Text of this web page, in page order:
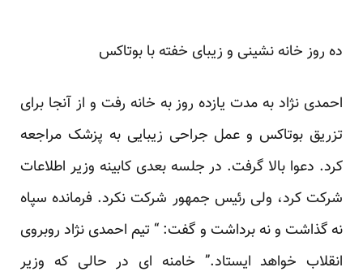
ده روز خانه نشینی و زیبای خفته با بوتاکس
احمدی نژاد به مدت یازده روز به خانه رفت و از آنجا برای
تزریق بوتاکس و عمل جراحی زیبایی به پزشک مراجعه
کرد. دعوا بالا گرفت. در جلسه بعدی کابینه وزیر اطلاعات
شرکت کرد، ولی رئیس جمهور شرکت نکرد. فرمانده سپاه
نه گذاشت و نه برداشت و گفت: “ تیم احمدی نژاد روبروی
انقلاب خواهد ایستاد.” خامنه ای در حالی که وزیر